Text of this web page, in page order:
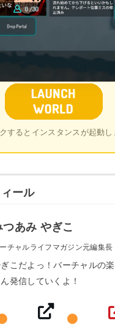
するとインスタンスが起動し
ール
つあみ やぎこ
チャルライフマガジン元編集長
こだよっ！バーチャルの
発信していくよ！